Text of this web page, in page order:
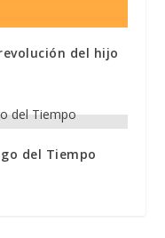
del hijo
del Tiempo